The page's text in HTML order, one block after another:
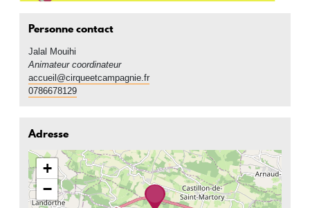
Personne contact
Jalal Mouihi
Animateur coordinateur
accueil@cirqueetcampagnie.fr
0786678129
Adresse
+
−